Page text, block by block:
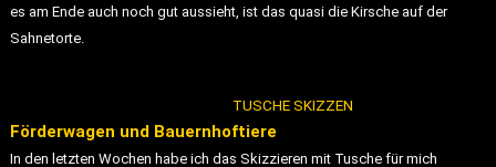
es am Ende auch noch gut aussieht, ist das quasi die Kirsche auf der
Sahnetorte.
TUSCHE SKIZZEN
Förderwagen und Bauernhoftiere
In den letzten Wochen habe ich das Skizzieren mit Tusche für mich